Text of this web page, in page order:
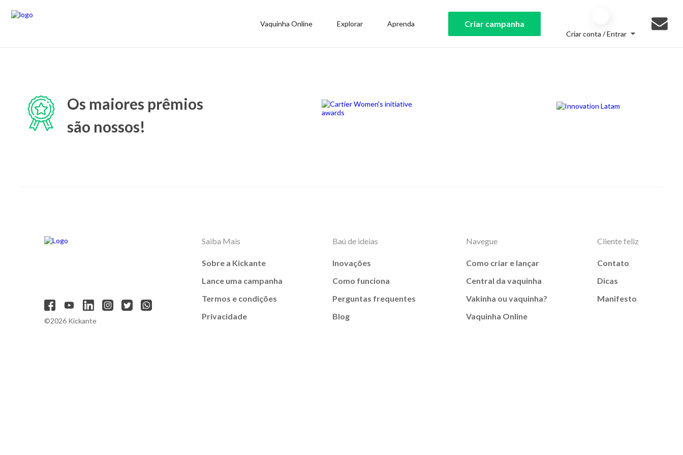
Vaquinha Online Explorar Aprenda Criar campanha
Criar conta / Entrar
Os maiores prêmios
são nossos!
©2026 Kickante
Saiba Mais
Sobre a Kickante
Lance uma campanha
Termos e condições
Privacidade
Baú de ideias
Inovações
Como funciona
Perguntas frequentes
Blog
Navegue
Como criar e lançar
Central da vaquinha
Vakinha ou vaquinha?
Vaquinha Online
Cliente feliz
Contato
Dicas
Manifesto